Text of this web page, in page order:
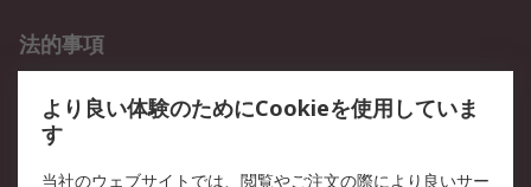
法的事項
クッキーポリシー
より良い体験のためにCookieを使用していま
す
当社のウェブサイトでは、閲覧やご注文の際により良いサー